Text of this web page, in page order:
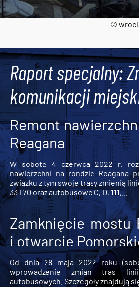
©
Raport specjalny:
komunikacji
Remont
Reagana
W sobotę 4 czerwca 2022 r.
nawierzchni na rondzie Reagana
związku z tym swoje trasy zmienią
33 i 70 oraz autobusowe C, D, 111,...
Zamknięcie mostu
i otwarcie
Od dnia 28 maja 2022 roku
wprowadzenie zmian tras
autobusowych. Szczegóły znajdują